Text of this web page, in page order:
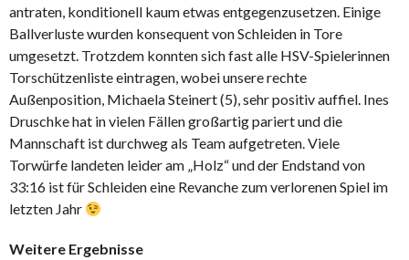
antraten, konditionell kaum etwas entgegenzusetzen. Einige
Ballverluste wurden konsequent von Schleiden in Tore
umgesetzt. Trotzdem konnten sich fast alle HSV-Spielerinnen
Torschützenliste eintragen, wobei unsere rechte
Außenposition, Michaela Steinert (5), sehr positiv auffiel. Ines
Druschke hat in vielen Fällen großartig pariert und die
Mannschaft ist durchweg als Team aufgetreten. Viele
Torwürfe landeten leider am „Holz“ und der Endstand von
33:16 ist für Schleiden eine Revanche zum verlorenen Spiel im
letzten Jahr
Weitere Ergebnisse